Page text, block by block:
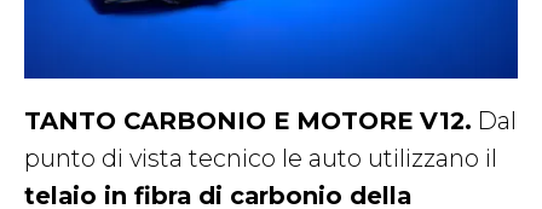
TANTO CARBONIO E MOTORE V12. Dal
punto di vista tecnico le auto utilizzano il
telaio in fibra di carbonio della